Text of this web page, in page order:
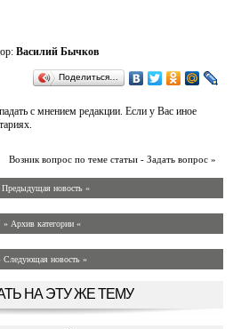
Василий Бычков
Поделиться…
с мнением редакции. Если у Вас иное
Возник вопрос по теме статьи - Задать вопрос »
Предыдущая новость «
» Архив категории «
Следующая новость »
НА ЭТУ ЖЕ ТЕМУ